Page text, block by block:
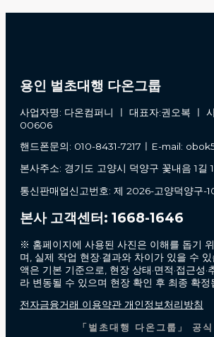
용인 벌초대행 다온그룹
사업자명: 다온컴퍼니 ㅣ 대표자:권오복 ㅣ
00606
핸드폰문의: 010-8431-7217ㅣE-mail:
본사주소: 경기도 고양시 덕양구 꽃내음 1길
통신판매업신고번호: 제 2026-고양덕양구-
본사 고객센터: 1668-1646
※ 홈페이지에 사용된 사진은 이해를 돕기
며, 실제 작업 현장·결과와 차이가 있을 수
액은 기본 기준으로, 현장 상태·면적·접근성
라 변동될 수 있으며 현장 확인 후 최종 확정
전자금융거래 이용약관 개인정보처리방침
「벌초대행 다온그룹」 공